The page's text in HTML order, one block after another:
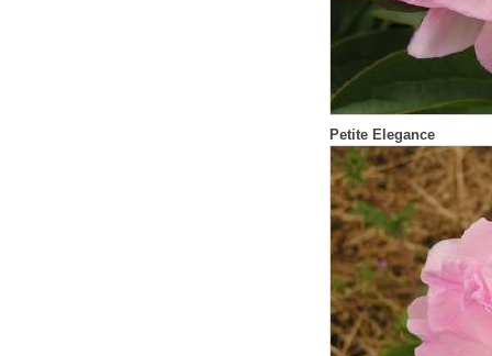
Petite Elegance